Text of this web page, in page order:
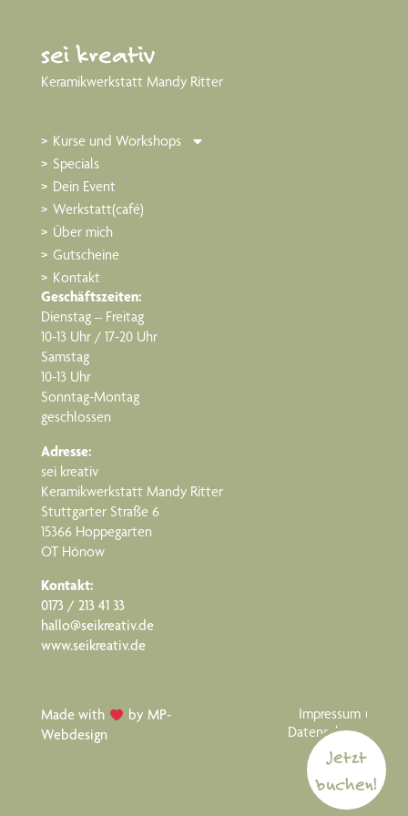
Jetzt
buchen!
sei kreativ
Keramikwerkstatt Mandy Ritter
Kurse und Workshops
Specials
Dein Event
Werkstatt(café)
Über mich
Gutscheine
Kontakt
Geschäftszeiten:
Dienstag – Freitag
10-13 Uhr / 17-20 Uhr
Samstag
10-13 Uhr
Sonntag-Montag
geschlossen
Adresse:
sei kreativ
Keramikwerkstatt Mandy Ritter
Stuttgarter Straße 6
15366 Hoppegarten
OT Hönow
Kontakt:
0173 / 213 41 33
hallo@seikreativ.de
www.seikreativ.de
Made with byMP-
Webdesign
Impressum
Datenschutz